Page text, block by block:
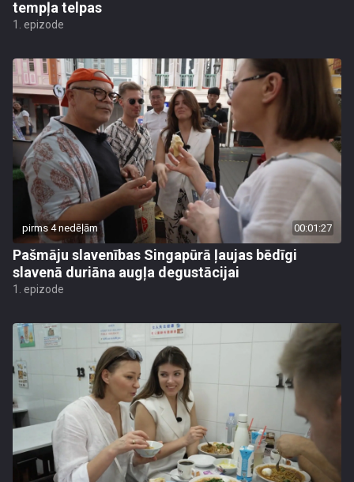
tempļa telpas
1. epizode
pirms 4 nedēļām 00:01:27
Pašmāju slavenības Singapūrā ļaujas bēdīgi
slavenā duriāna augļa degustācijai
1. epizode